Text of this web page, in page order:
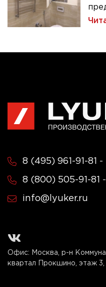
8 (495) 961-91-81 -
8 (800) 505-91-81
info@lyuker.ru
Офис: Москва, р-н
квартал Прокшино, этаж 3,